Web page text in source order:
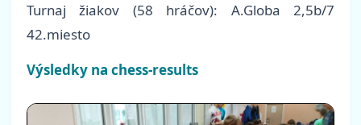
Turnaj žiakov (58 hráčov): A.Globa 2,5b/7
42.miesto
Výsledky na chess-results